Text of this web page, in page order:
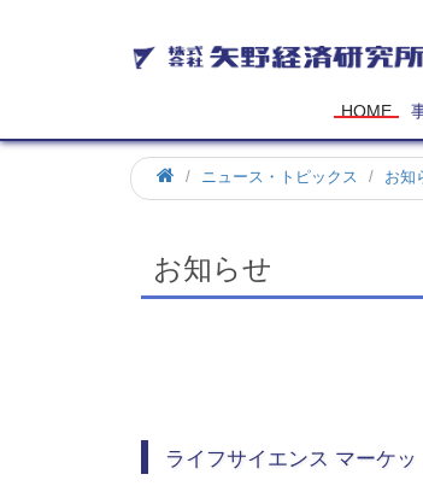
矢
野
研
究
所
HOME
ホ
ー
ニュース・トピックス お知
お知らせ
ライフサイエンス マーケ